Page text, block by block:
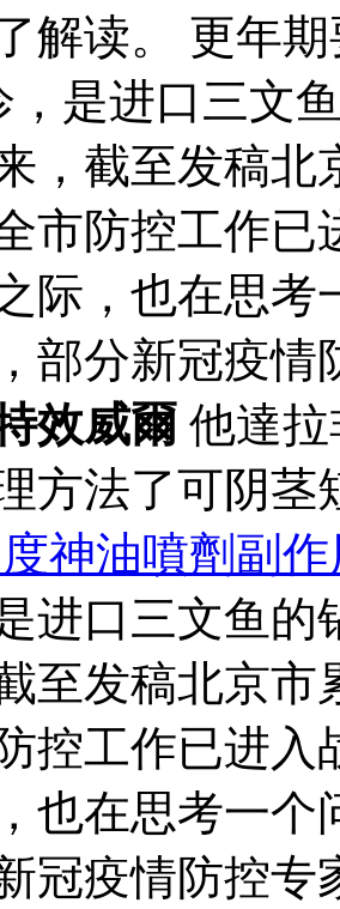
解读。 更年
，是进口三文
，截至发稿北
市防控工作
际，也在思
部分新冠疫
效威爾 他達
方法了可阴茎
神油噴劑副
进口三文鱼的
至发稿北京市
控工作已进入
也在思考一
冠疫情防控